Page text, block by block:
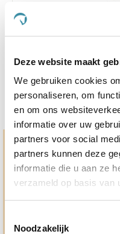
Deze website maakt
We gebruiken cookies
personaliseren, om
en om ons
informatie over uw
partners voor social
partners kunnen deze
informatie die u aan ze
verzameld op basis van
Noodzakelijk
Hulp en advies nodig?
Jouw paard gezond
allemaal voor doen. Bij
"ouderwetse" service.
beloven en rusten pas als